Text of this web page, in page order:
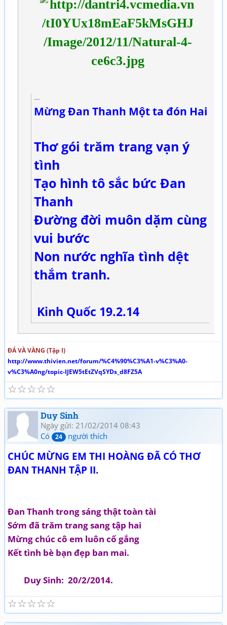
Mừng Đan Thanh Một ta đón Hai
Thơ gói trăm trang vạn ý
tình
Tạo hình tô sắc bức Đan
Thanh
Đường đời muôn dặm cùng
vui bước
Non nước nghĩa tình dệt
thắm tranh.
Kinh Quốc 19.2.14
ĐÁ VÀ VÀNG (Tập I)
http://www.thivien.net/forum/%C4%90%C3%A1-v%C3%A0-
v%C3%A0ng/topic-IJEW5tEtZVqSYDs_d8FZ5A
☆
☆
☆
☆
☆
Duy Sinh
Ngày gửi: 21/02/2014 08:43
Có
24 người thích
CHÚC MỪNG EM THI HOÀNG ĐÃ CÓ THƠ
ĐAN THANH TẬP II.
Đan Thanh trong sáng thật toàn tài
Sớm đã trăm trang sang tập hai
Mừng chúc cô em luôn cố gắng
Kết tình bè bạn đẹp ban mai.
Duy Sinh: 20/2/2014.
☆
☆
☆
☆
☆